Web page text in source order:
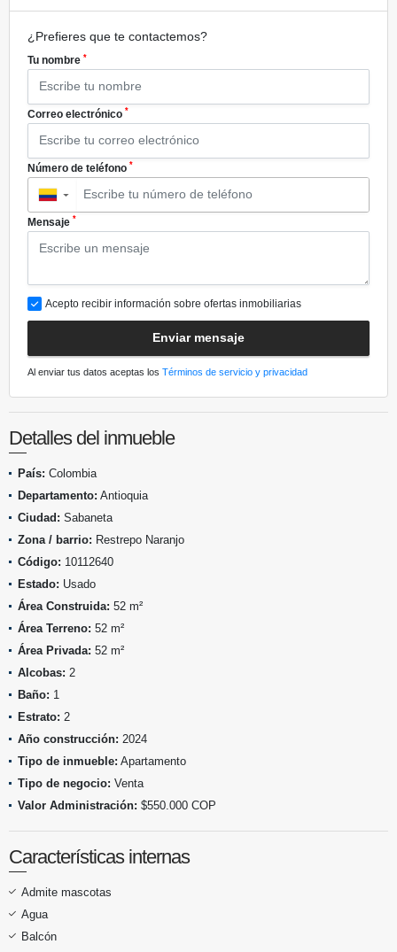
¿Prefieres que te contactemos?
Tu nombre *
Correo electrónico *
Número de teléfono *
▼
Mensaje *
Acepto recibir información sobre ofertas inmobiliarias
Enviar mensaje
Al enviar tus datos aceptas los Términos de servicio y privacidad
Detalles del inmueble
País: Colombia
Departamento: Antioquia
Ciudad: Sabaneta
Zona / barrio: Restrepo Naranjo
Código: 10112640
Estado: Usado
Área Construida: 52 m²
Área Terreno: 52 m²
Área Privada: 52 m²
Alcobas: 2
Baño: 1
Estrato: 2
Año construcción: 2024
Tipo de inmueble: Apartamento
Tipo de negocio: Venta
Valor Administración: $550.000 COP
Características internas
Admite mascotas
Agua
Balcón